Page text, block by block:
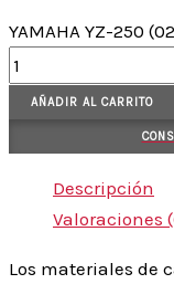
YAMAHA YZ-250
AÑADIR AL CARRITO
Descripción
Valoraciones
Los materiales de